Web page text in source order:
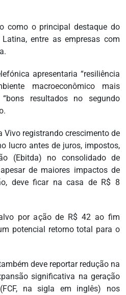
como o principal destaque do
entre as empresas com
apresentaria “resiliência
macroeconômico mais
resultados no segundo
Vivo registrando crescimento de
lucro antes de juros, impostos,
(Ebitda) no consolidado de
de maiores impactos de
deve ficar na casa de R$ 8
por ação de R$ 42 ao fim
potencial retorno total para o
deve reportar redução na
significativa na geração
na sigla em inglês) nos